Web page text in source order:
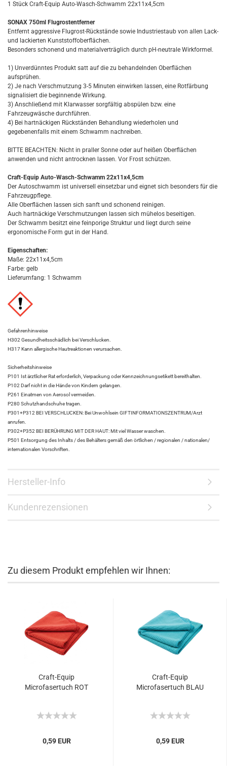
1 Stück Craft-Equip Auto-Wasch-Schwamm 22x11x4,5cm
SONAX 750ml Flugrostentferner
Entfernt aggressive Flugrost-Rückstände sowie Industriestaub von allen Lack-
und lackierten Kunststoffoberflächen.
Besonders schonend und materialverträglich durch pH-neutrale Wirkformel.
1) Unverdünntes Produkt satt auf die zu behandelnden Oberflächen
aufsprühen.
2) Je nach Verschmutzung 3-5 Minuten einwirken lassen, eine Rotfärbung
signalisiert die beginnende Wirkung.
3) Anschließend mit Klarwasser sorgfältig abspülen bzw. eine
Fahrzeugwäsche durchführen.
4) Bei hartnäckigen Rückständen Behandlung wiederholen und
gegebenenfalls mit einem Schwamm nachreiben.
BITTE BEACHTEN: Nicht in praller Sonne oder auf heißen Oberflächen
anwenden und nicht antrocknen lassen. Vor Frost schützen.
Craft-Equip Auto-Wasch-Schwamm 22x11x4,5cm
Der Autoschwamm ist universell einsetzbar und eignet sich besonders für die
Fahrzeugpflege.
Alle Oberflächen lassen sich sanft und schonend reinigen.
Auch hartnäckige Verschmutzungen lassen sich mühelos beseitigen.
Der Schwamm besitzt eine feinporige Struktur und liegt durch seine
ergonomische Form gut in der Hand.
Eigenschaften:
Maße: 22x11x4,5cm
Farbe: gelb
Lieferumfang: 1 Schwamm
Gefahrenhinweise
H302 Gesundheitsschädlich bei Verschlucken.
H317 Kann allergische Hautreaktionen verursachen.
Sicherheitshinweise
P101 Ist ärztlicher Rat erforderlich, Verpackung oder Kennzeichnungsetikett bereithalten.
P102 Darf nicht in die Hände von Kindern gelangen.
P261 Einatmen von Aerosol vermeiden.
P280 Schutzhandschuhe tragen.
P301+P312 BEI VERSCHLUCKEN: Bei Unwohlsein GIFTINFORMATIONSZENTRUM/Arzt
anrufen.
P302+P352 BEI BERÜHRUNG MIT DER HAUT: Mit viel Wasser waschen.
P501 Entsorgung des Inhalts / des Behälters gemäß den örtlichen / regionalen / nationalen/
internationalen Vorschriften.
Hersteller-Info
Kundenrezensionen
Zu diesem Produkt empfehlen wir Ihnen:
Craft-Equip
Microfasertuch ROT
0,59 EUR
Craft-Equip
Microfasertuch BLAU
0,59 EUR